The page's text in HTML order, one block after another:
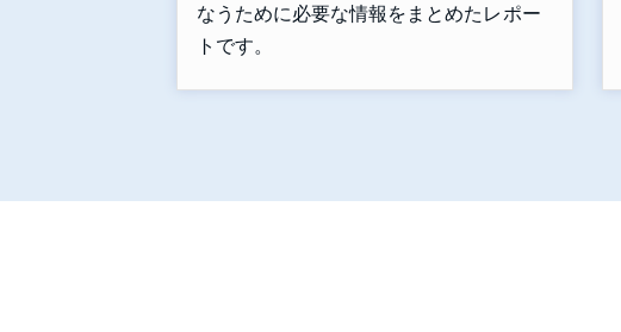
なうために必要な情報をまとめたレポー
トです。